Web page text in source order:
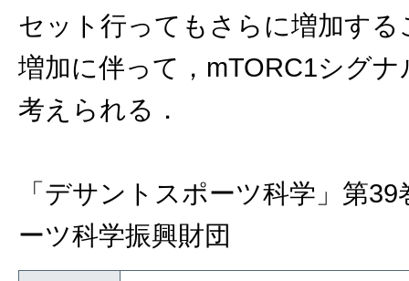
セット行ってもさらに増加す
増加に伴って，mTORC1シグ
考えられる．
「デサントスポーツ科学」第
ーツ科学振興財団